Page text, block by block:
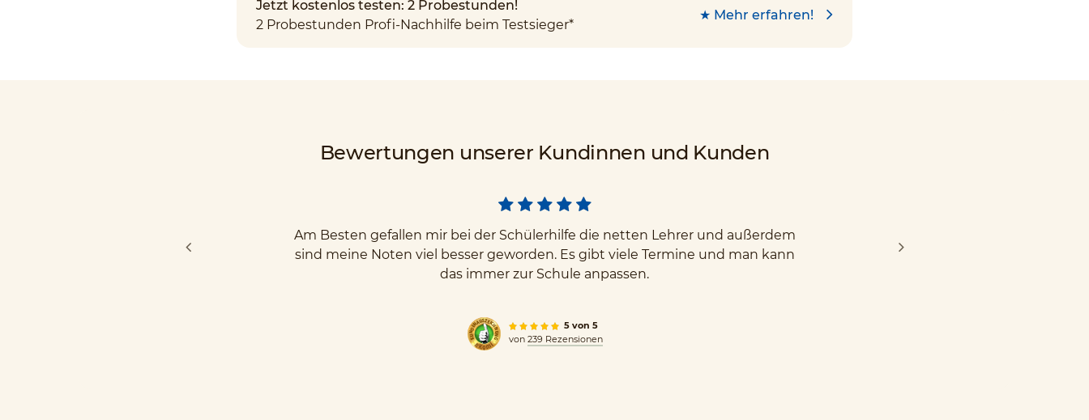
Jetzt kostenlos testen: 2 Probestunden!
2 Probestunden Profi-Nachhilfe beim Testsieger*
★ Mehr erfahren!
Bewertungen unserer Kundinnen und Kunden
Am Besten gefallen mir bei der Schülerhilfe die netten Lehrer und außerdem
sind meine Noten viel besser geworden. Es gibt viele Termine und man kann
das immer zur Schule anpassen.
5 von 5
von 239 Rezensionen